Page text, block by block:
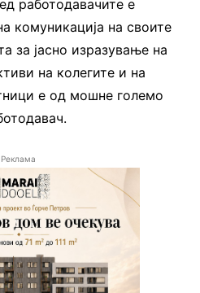
работодавачите е
комуникација на своите
за јасно изразување на
на колегите и на
е од мошне големо
Реклама